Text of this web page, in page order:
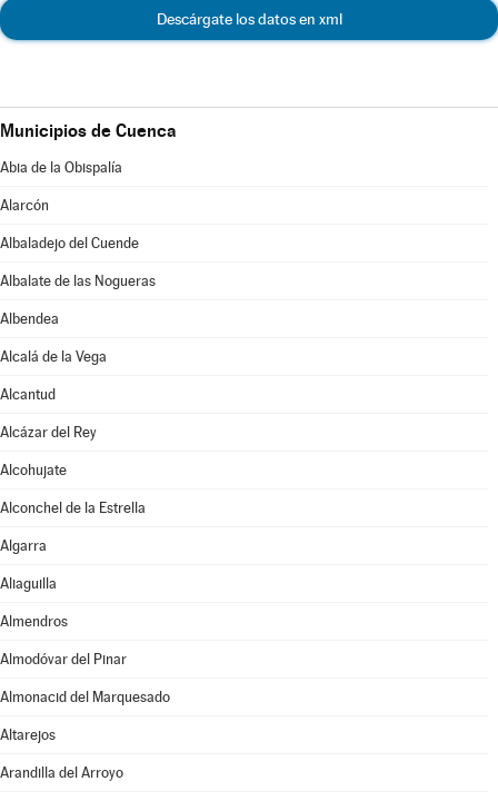
Descárgate los datos en xml
Municipios de Cuenca
Abia de la Obispalía
Alarcón
Albaladejo del Cuende
Albalate de las Nogueras
Albendea
Alcalá de la Vega
Alcantud
Alcázar del Rey
Alcohujate
Alconchel de la Estrella
Algarra
Aliaguilla
Almendros
Almodóvar del Pinar
Almonacid del Marquesado
Altarejos
Arandilla del Arroyo